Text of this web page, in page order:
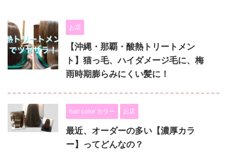
お店
【沖縄・那覇・酸熱トリートメン
ト】猫っ毛、ハイダメージ毛に、梅
雨時期膨らみにくい髪に！
hair color カラー お店
最近、オーダーの多い【濃厚カラ
ー】ってどんなの？